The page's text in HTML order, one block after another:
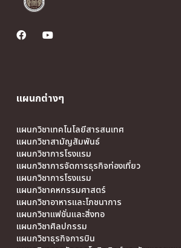
แผนกต่างๆ
แผนกวิชาเทคโนโลยีสารสนเทศ
แผนกวิชาสามัญสัมพันธ์
แผนกวิชาการโรงแรม
แผนกวิชาการจัดการธุรกิจท่องเที่ยว
แผนกวิชาการโรงแรม
แผนกวิชาคหกรรมศาสตร์
แผนกวิชาอาหารและโภชนาการ
แผนกวิชาแฟชั่นและสิ่งทอ
แผนกวิชาศิลปกรรม
แผนกวิชาธุรกิจการบิน